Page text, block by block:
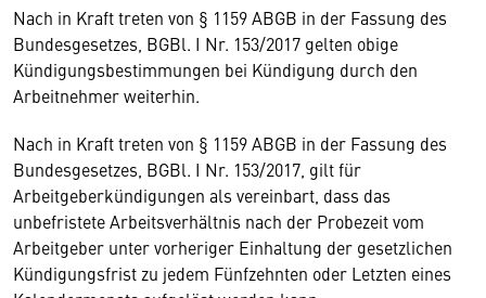
Nach in Kraft treten von § 1159 ABGB in der Fassung des
Bundesgesetzes, BGBl. I Nr. 153/2017 gelten obige
Kündigungsbestimmungen bei Kündigung durch den
Arbeitnehmer weiterhin.
Nach in Kraft treten von § 1159 ABGB in der Fassung des
Bundesgesetzes, BGBl. I Nr. 153/2017, gilt für
Arbeitgeberkündigungen als vereinbart, dass das
unbefristete Arbeitsverhältnis nach der Probezeit vom
Arbeitgeber unter vorheriger Einhaltung der gesetzlichen
Kündigungsfrist zu jedem Fünfzehnten oder Letzten eines